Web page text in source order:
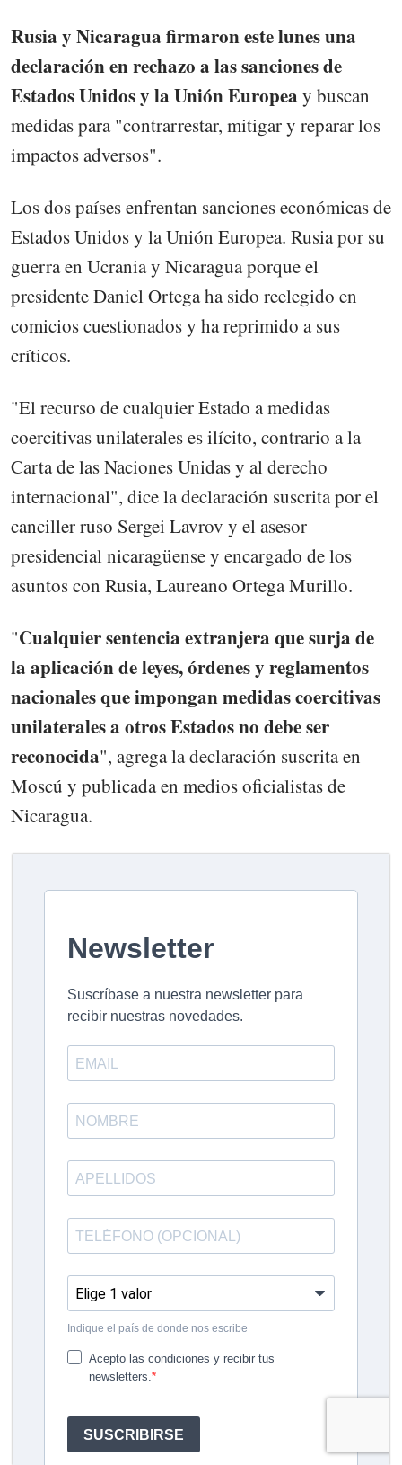
Rusia y Nicaragua firmaron este lunes una
declaración en rechazo a las sanciones de
Estados Unidos y la Unión Europea y buscan
medidas para "contrarrestar, mitigar y reparar los
impactos adversos".
Los dos países enfrentan sanciones económicas de
Estados Unidos y la Unión Europea. Rusia por su
guerra en Ucrania y Nicaragua porque el
presidente Daniel Ortega ha sido reelegido en
comicios cuestionados y ha reprimido a sus
críticos.
"El recurso de cualquier Estado a medidas
coercitivas unilaterales es ilícito, contrario a la
Carta de las Naciones Unidas y al derecho
internacional", dice la declaración suscrita por el
canciller ruso Sergei Lavrov y el asesor
presidencial nicaragüense y encargado de los
asuntos con Rusia, Laureano Ortega Murillo.
"Cualquier sentencia extranjera que surja de
la aplicación de leyes, órdenes y reglamentos
nacionales que impongan medidas coercitivas
unilaterales a otros Estados no debe ser
reconocida", agrega la declaración suscrita en
Moscú y publicada en medios oficialistas de
Nicaragua.